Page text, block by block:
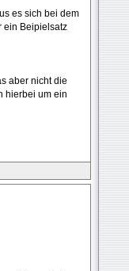
es sich bei dem
ein Beipielsatz
aber nicht die
hierbei um ein